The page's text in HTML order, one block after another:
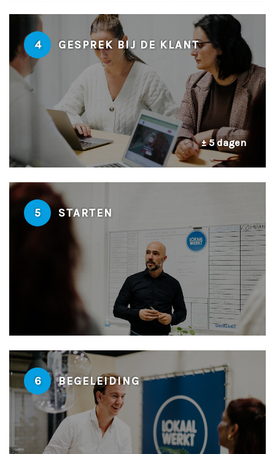
4 GESPREK BIJ DE KLANT
± 5 dagen
5 STARTEN
6 BEGELEIDING